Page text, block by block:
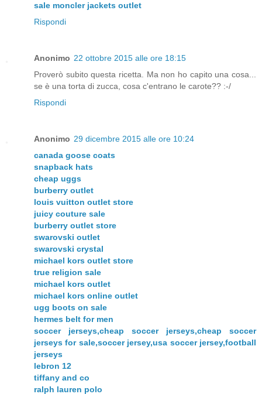
sale moncler jackets outlet
Rispondi
Anonimo 22 ottobre 2015 alle ore 18:15
Proverò subito questa ricetta. Ma non ho capito una cosa...
se è una torta di zucca, cosa c'entrano le carote?? :-/
Rispondi
Anonimo 29 dicembre 2015 alle ore 10:24
canada goose coats
snapback hats
cheap uggs
burberry outlet
louis vuitton outlet store
juicy couture sale
burberry outlet store
swarovski outlet
swarovski crystal
michael kors outlet store
true religion sale
michael kors outlet
michael kors online outlet
ugg boots on sale
hermes belt for men
soccer jerseys,cheap soccer jerseys,cheap soccer
jerseys for sale,soccer jersey,usa soccer jersey,football
jerseys
lebron 12
tiffany and co
ralph lauren polo